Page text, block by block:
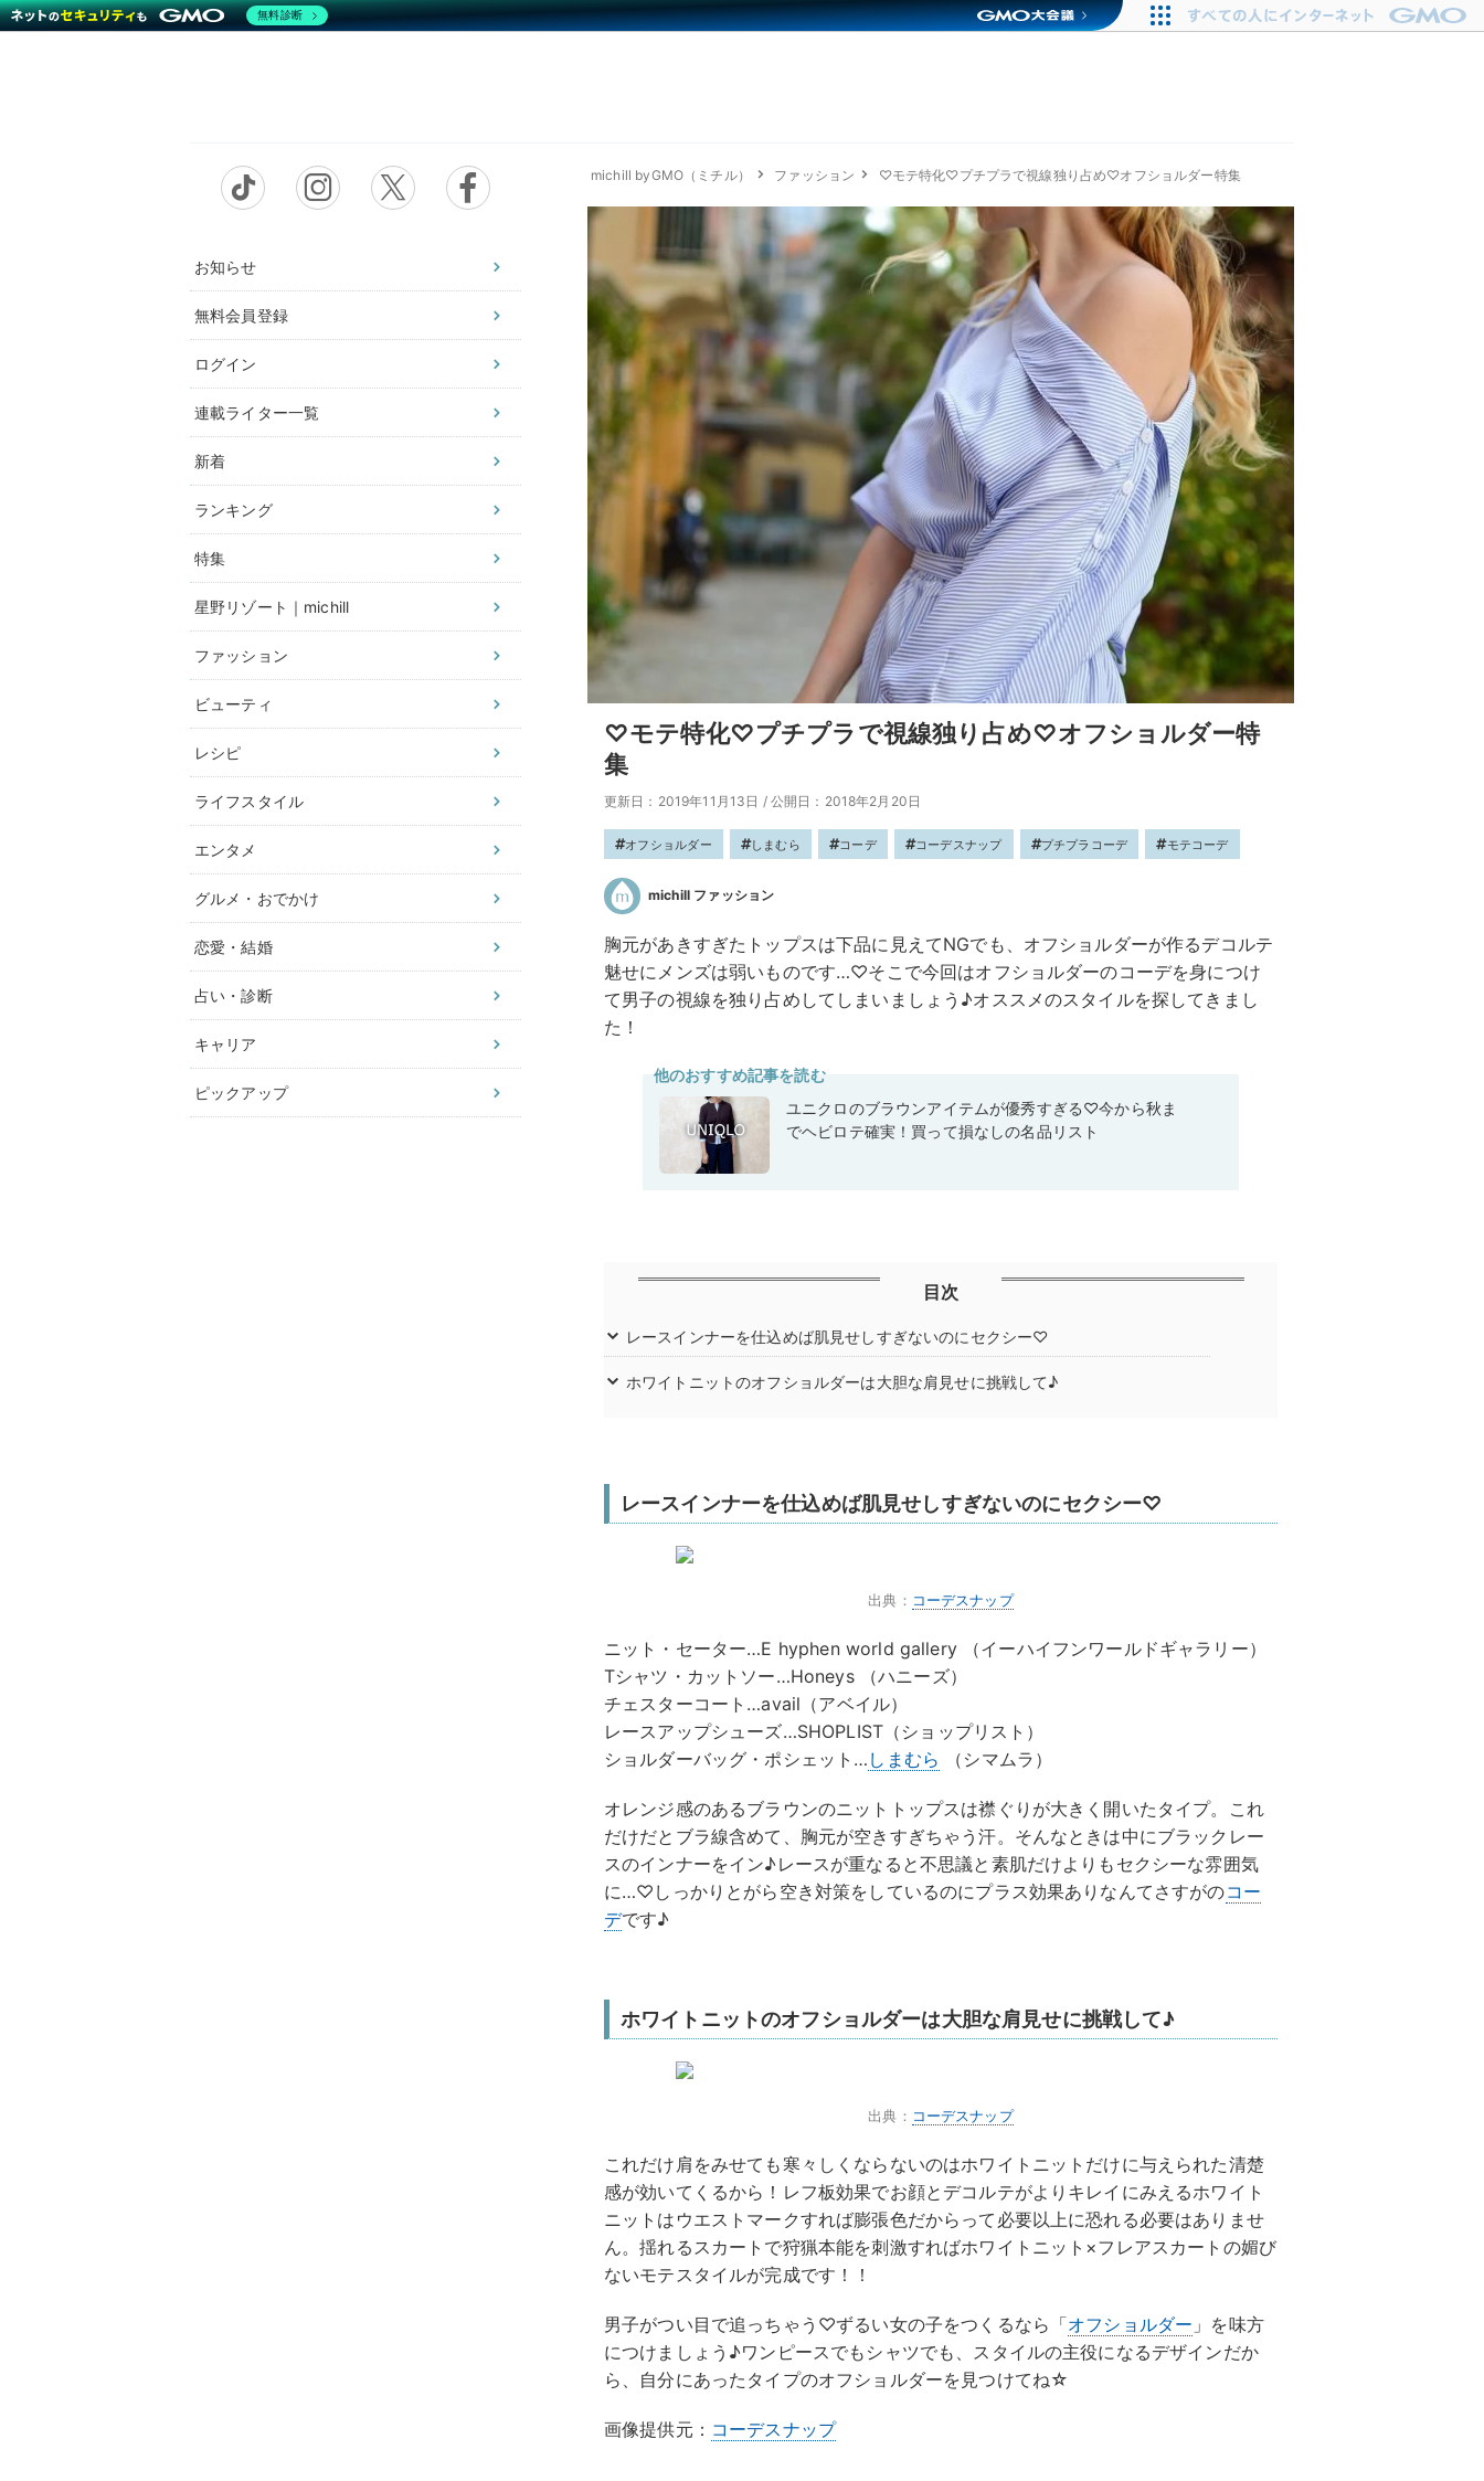
お知らせ
無料会員登録
ログイン
連載ライター一覧
新着
ランキング
特集
星野リゾート｜michill
ファッション
ビューティ
レシピ
ライフスタイル
エンタメ
グルメ・おでかけ
恋愛・結婚
占い・診断
キャリア
ピックアップ
michill byGMO（ミチル） ファッション ♡モテ特化♡プチプラで視線独り占め♡オフショルダー特集
♡モテ特化♡プチプラで視線独り占め♡オフショルダー特
集
更新日：2019年11月13日 / 公開日：2018年2月20日
オフショルダー しまむら コーデ コーデスナップ プチプラコーデ モテコーデ
michill ファッション
胸元があきすぎたトップスは下品に見えてNGでも、オフショルダーが作るデコルテ
魅せにメンズは弱いものです…♡そこで今回はオフショルダーのコーデを身につけ
て男子の視線を独り占めしてしまいましょう♪オススメのスタイルを探してきまし
た！
他のおすすめ記事を読む
ユニクロのブラウンアイテムが優秀すぎる♡今から秋ま
でヘビロテ確実！買って損なしの名品リスト
目次
レースインナーを仕込めば肌見せしすぎないのにセクシー♡
ホワイトニットのオフショルダーは大胆な肩見せに挑戦して♪
レースインナーを仕込めば肌見せしすぎないのにセクシー♡
出典： コーデスナップ
ニット・セーター…E hyphen world gallery （イーハイフンワールドギャラリー）
Tシャツ・カットソー…Honeys （ハニーズ）
チェスターコート…avail（アベイル）
レースアップシューズ…SHOPLIST（ショップリスト）
ショルダーバッグ・ポシェット… しまむら （シマムラ）
オレンジ感のあるブラウンのニットトップスは襟ぐりが大きく開いたタイプ。これ
だけだとブラ線含めて、胸元が空きすぎちゃう汗。そんなときは中にブラックレー
スのインナーをイン♪レースが重なると不思議と素肌だけよりもセクシーな雰囲気
に…♡しっかりとがら空き対策をしているのにプラス効果ありなんてさすがのコー
デです♪
ホワイトニットのオフショルダーは大胆な肩見せに挑戦して♪
出典： コーデスナップ
これだけ肩をみせても寒々しくならないのはホワイトニットだけに与えられた清楚
感が効いてくるから！レフ板効果でお顔とデコルテがよりキレイにみえるホワイト
ニットはウエストマークすれば膨張色だからって必要以上に恐れる必要はありませ
ん。揺れるスカートで狩猟本能を刺激すればホワイトニット×フレアスカートの媚び
ないモテスタイルが完成です！！
男子がつい目で追っちゃう♡ずるい女の子をつくるなら「オフショルダー 」を味方
につけましょう♪ワンピースでもシャツでも、スタイルの主役になるデザインだか
ら、自分にあったタイプのオフショルダーを見つけてね☆
画像提供元： コーデスナップ
無料診断